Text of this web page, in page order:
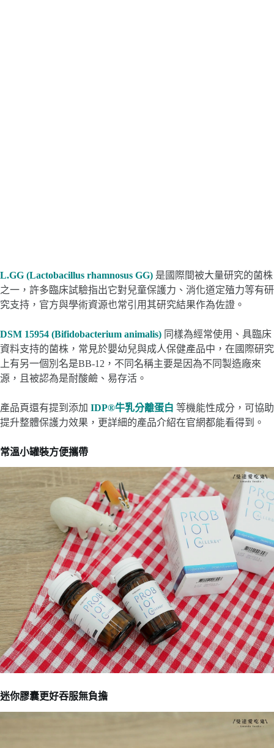
L.GG (Lactobacillus rhamnosus GG) 是國際間被大量研究的菌株
之一，許多臨床試驗指出它對兒童保護力、消化道定殖力等有研
究支持，官方與學術資源也常引用其研究結果作為佐證。
DSM 15954 (Bifidobacterium animalis) 同樣為經常使用、具臨床
資料支持的菌株，常見於嬰幼兒與成人保健產品中，在國際研究
上有另一個別名是BB-12，不同名稱主要是因為不同製造廠來
源，且被認為是耐酸鹼、易存活。
產品頁還有提到添加 IDP®牛乳分離蛋白 等機能性成分，可協助
提升整體保護力效果，更詳細的產品介紹在官網都能看得到。
常溫小罐裝方便攜帶
迷你膠囊更好吞服無負擔